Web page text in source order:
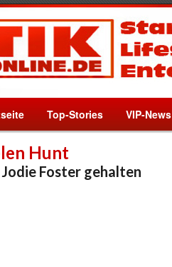
Top-Stories VIP-News
Hunt
Jodie Foster gehalten